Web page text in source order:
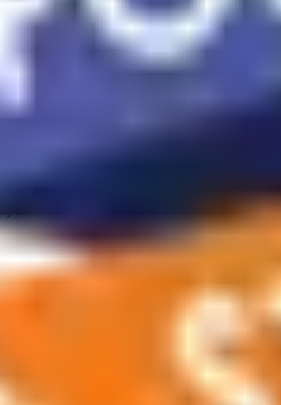
eğitim ve kariyer planlama, vize ve
doğru adrestesiniz. Bize